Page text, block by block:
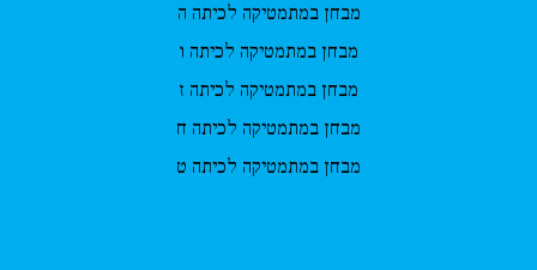
מבחן במתמטיקה לכיתה ה
מבחן במתמטיקה לכיתה ו
מבחן במתמטיקה לכיתה ז
מבחן במתמטיקה לכיתה ח
מבחן במתמטיקה לכיתה ט